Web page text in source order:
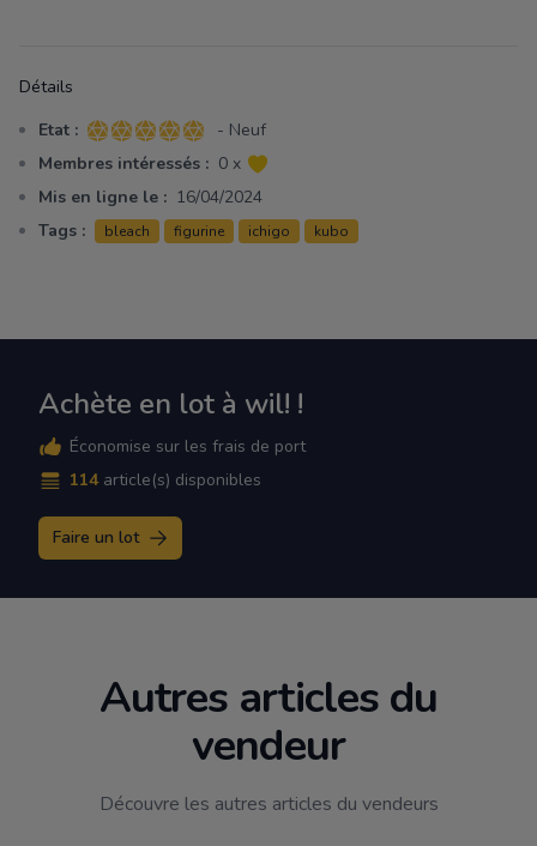
Détails
Etat : 5 sur 5 étoiles
- Neuf
Membres intéressés : 0 x
Mis en ligne le : 16/04/2024
Tags :
bleach figurine ichigo kubo
Achète en lot à wil! !
Économise sur les frais de port
114 article(s) disponibles
Faire un lot
Autres articles du
vendeur
Découvre les autres articles du vendeurs